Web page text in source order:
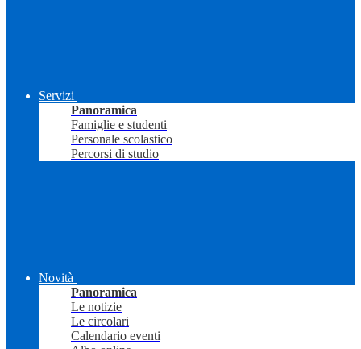
Servizi
Panoramica
Famiglie e studenti
Personale scolastico
Percorsi di studio
Novità
Panoramica
Le notizie
Le circolari
Calendario eventi